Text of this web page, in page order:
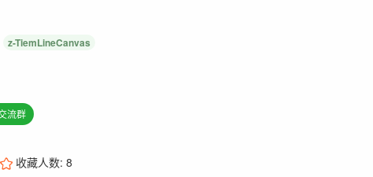
z-TiemLineCanvas
流群
收藏人数:8